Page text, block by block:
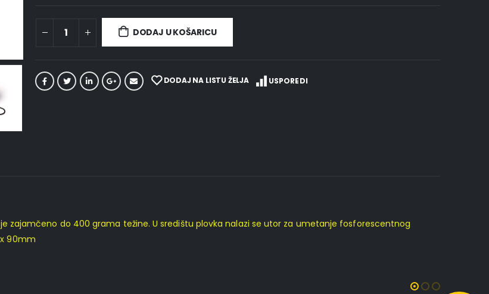
DODAJ U KOŠARICU
DODAJ NA LISTU ŽELJA USPOREDI
je zajamčeno do 400 grama težine. U središtu plovka nalazi se utor za umetanje fosforescentnog
90mm